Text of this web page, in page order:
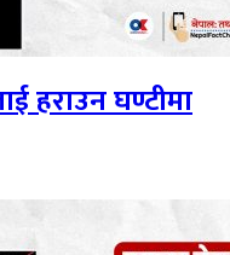
हराउन घण्टीमा